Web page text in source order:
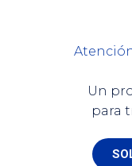
Un
para